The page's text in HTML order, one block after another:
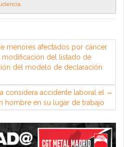
.
menores afectados por cáncer
modificación del listado de
del modelo de declaración
considera accidente laboral el
hombre en su lugar de trabajo